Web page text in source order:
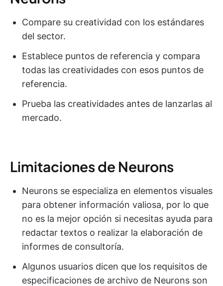
Compare su creatividad con los estándares
del sector.
Establece puntos de referencia y compara
todas las creatividades con esos puntos de
referencia.
Prueba las creatividades antes de lanzarlas al
mercado.
Limitaciones de Neurons
Neurons se especializa en elementos visuales
para obtener información valiosa, por lo que
no es la mejor opción si necesitas ayuda para
redactar textos o realizar la elaboración de
informes de consultoría.
Algunos usuarios dicen que los requisitos de
especificaciones de archivo de Neurons son